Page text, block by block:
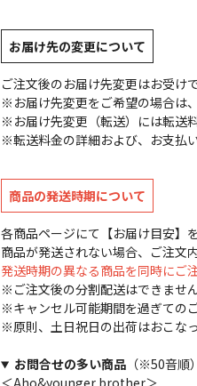
お届け先の変更について
ご注文後のお届け先変更はお受け
※お届け先変更をご希望の場合は
※お届け先変更（転送）には転送
※転送料金の詳細および、お支払
商品の発送時期について
各商品ページにて【お届け目安】
商品が発送されない場合、ご注文
発送時期の異なる商品を同時にご
※ご注文後の分割配送はできません
※キャンセル可能期間を過ぎての
※原則、土日祝日の出荷はおこな
お問合せの多い商品（※50音順）
＜Aho&younger brother＞